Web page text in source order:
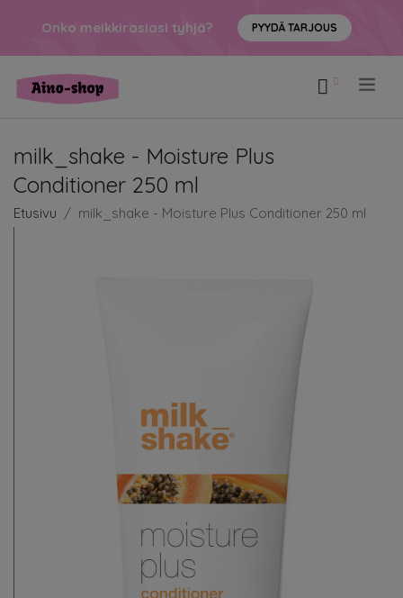
Onko meikkirasiasi tyhjä? PYYDÄ TARJOUS
milk_shake - Moisture Plus
Conditioner 250 ml
Etusivu milk_shake - Moisture Plus Conditioner 250 ml